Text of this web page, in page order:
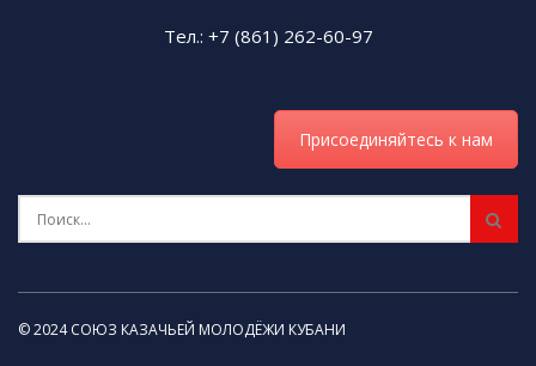
Последний из них — участие Государственного
академического Кубанского казачьего хора в
торжественном митинг-концерте 30 сентября
в Екатерининском саду города Симферополя в
Херсонской областей.
Тел.: +7 (861) 262-60-97
Присоединяйтесь к нам
© 2024 СОЮЗ КАЗАЧЬЕЙ МОЛОДЁЖИ КУБАНИ